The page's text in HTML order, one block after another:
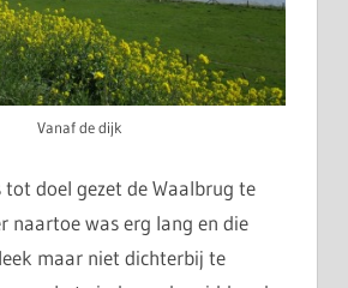
Vanaf de dijk
tot doel gezet de Waalbrug te
naartoe was erg lang en die
maar niet dichterbij te